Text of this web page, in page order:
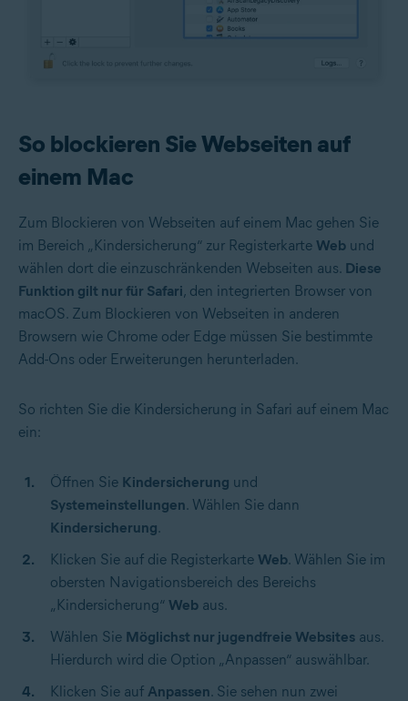
So blockieren Sie Webseiten auf
einem Mac
Zum Blockieren von Webseiten auf einem Mac gehen Sie
im Bereich „Kindersicherung“ zur Registerkarte Web und
wählen dort die einzuschränkenden Webseiten aus. Diese
Funktion gilt nur für Safari, den integrierten Browser von
macOS. Zum Blockieren von Webseiten in anderen
Browsern wie Chrome oder Edge müssen Sie bestimmte
Add-Ons oder Erweiterungen herunterladen.
So richten Sie die Kindersicherung in Safari auf einem Mac
ein:
Öffnen Sie Kindersicherung und
Systemeinstellungen. Wählen Sie dann
Kindersicherung.
Klicken Sie auf die Registerkarte Web. Wählen Sie im
obersten Navigationsbereich des Bereichs
„Kindersicherung“ Web aus.
Wählen Sie Möglichst nur jugendfreie Websites aus.
Hierdurch wird die Option „Anpassen“ auswählbar.
Klicken Sie auf Anpassen. Sie sehen nun zwei